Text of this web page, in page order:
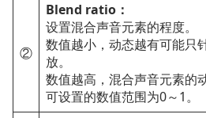
②
Blend ratio：
设置混合声音元素的程度。
数值越小，动态越有可能只
放。
数值越高，混合声音元素的
可设置的数值范围为0～1。